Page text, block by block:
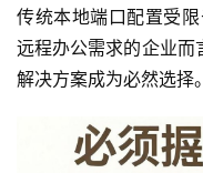
传统本地端口配置受
远程办公需求的企业而
解决方案成为必然选择。